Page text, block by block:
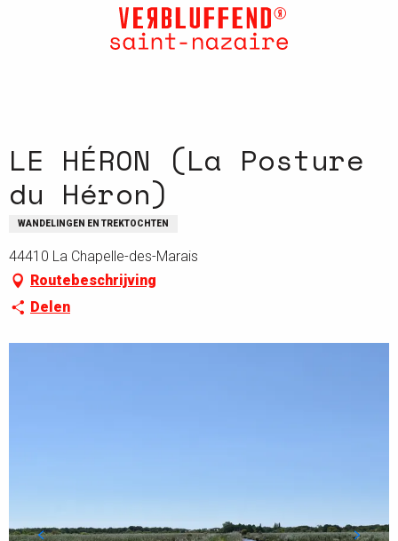
LE HÉRON (La Posture
du Héron)
WANDELINGEN EN TREKTOCHTEN
44410 La Chapelle-des-Marais
Routebeschrijving
Delen